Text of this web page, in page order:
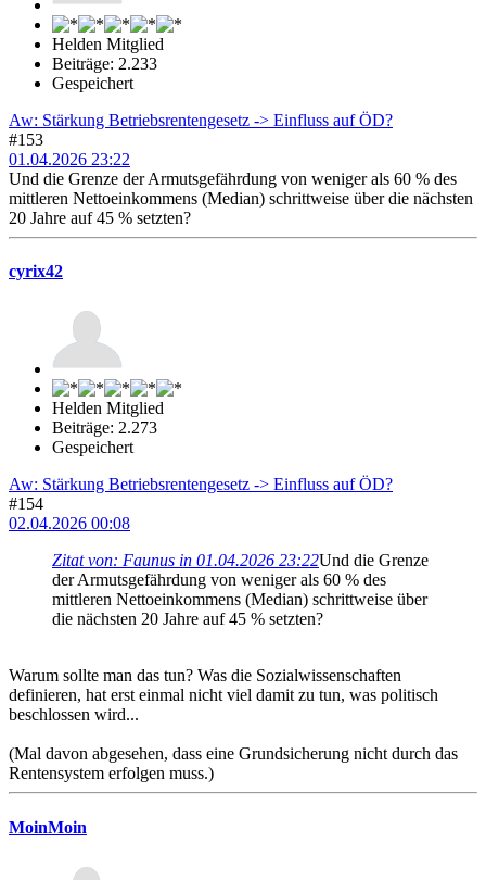
Helden Mitglied
Beiträge: 2.233
Gespeichert
Aw: Stärkung Betriebsrentengesetz -> Einfluss auf ÖD?
#153
01.04.2026 23:22
Und die Grenze der Armutsgefährdung von weniger als 60 % des
mittleren Nettoeinkommens (Median) schrittweise über die nächsten
20 Jahre auf 45 % setzten?
cyrix42
Helden Mitglied
Beiträge: 2.273
Gespeichert
Aw: Stärkung Betriebsrentengesetz -> Einfluss auf ÖD?
#154
02.04.2026 00:08
Zitat von: Faunus in 01.04.2026 23:22Und die Grenze
der Armutsgefährdung von weniger als 60 % des
mittleren Nettoeinkommens (Median) schrittweise über
die nächsten 20 Jahre auf 45 % setzten?
Warum sollte man das tun? Was die Sozialwissenschaften
definieren, hat erst einmal nicht viel damit zu tun, was politisch
beschlossen wird...
(Mal davon abgesehen, dass eine Grundsicherung nicht durch das
Rentensystem erfolgen muss.)
MoinMoin